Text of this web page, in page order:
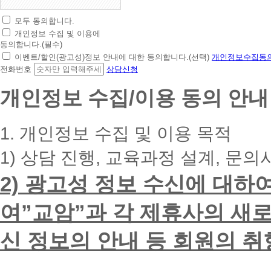
초
간
편
상
담
청
대
폰
입
력
시
면
빠
른
모두 동의합니다.
개인정보 수집 및 이용에
동의합니다.(필수)
이벤트/할인(광고성)정보 안내에 대한 동의합니다.(선택) 개인정보수집동
전화번호
상담신청
개인정보 수집/이용 동의 안내
1. 개인정보 수집 및 이용 목적
1) 상담 진행, 교육과정 설계, 문의
2) 광고성 정보 수신에 대하
여”교암”과 각 제휴사의 새
신 정보의 안내 등 회원의